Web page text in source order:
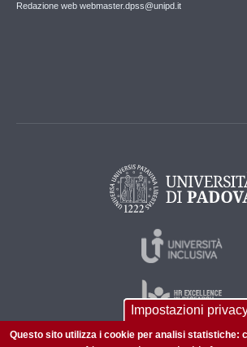
Redazione web webmaster.dpss@unipd.it
Impostazioni
Questo sito utilizza i cookie per analisi statistiche: